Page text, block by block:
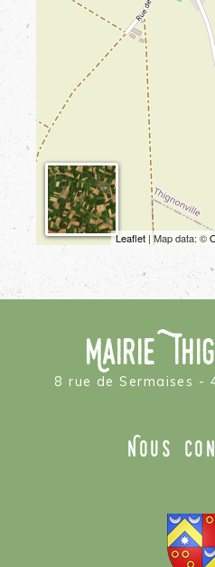
Leaflet| Map data: ©
Mairie
8 rue de Sermaises -
Nous